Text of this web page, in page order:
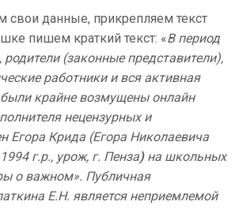
свои данные, прикрепляем текст
пишем краткий текст: «В период
родители (законные представители),
работники и вся активная
крайне возмущены онлайн
нецензурных и
Егора Крида (Егора Николаевича
г.р., урож, г. Пенза) на школьных
о важном». Публичная
Е.Н. является неприемлемой